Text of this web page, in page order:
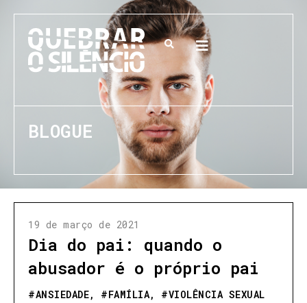
BLOGUE
19 de março de 2021
Dia do pai: quando o
abusador é o próprio pai
#ANSIEDADE, #FAMÍLIA, #VIOLÊNCIA SEXUAL